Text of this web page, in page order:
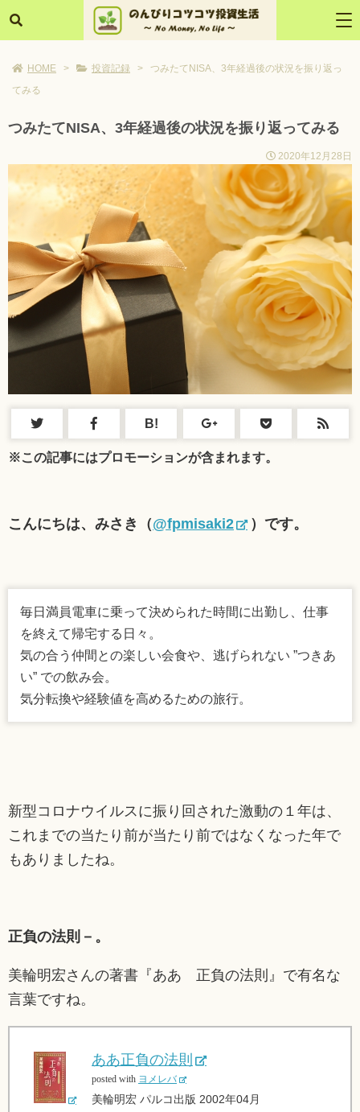
HOME > 投資記録 >
つみたてNISA、3年経過後の状況を振り返っ
てみる
つみたてNISA、3年経過後の状況を振り返ってみる
2020年12月28日
B!
※この記事にはプロモーションが含まれます。
こんにちは、みさき（@fpmisaki2 ）です。
毎日満員電車に乗って決められた時間に出勤し、仕事
を終えて帰宅する日々。
気の合う仲間との楽しい会食や、逃げられない ”つきあ
い” での飲み会。
気分転換や経験値を高めるための旅行。
新型コロナウイルスに振り回された激動の１年は、
これまでの当たり前が当たり前ではなくなった年で
もありましたね。
正負の法則－。
美輪明宏さんの著書『ああ 正負の法則』で有名な
言葉ですね。
ああ正負の法則
posted with ヨメレバ
美輪明宏 パルコ出版 2002年04月